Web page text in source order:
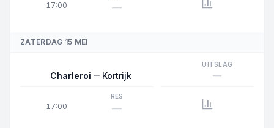
17:00 —
ZATERDAG 15 MEI
17:00
Charleroi Kortrijk
UITSLAG
—
RES
—